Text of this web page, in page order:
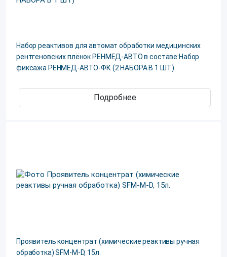
Набор реактивов для автомат обработки медицинских
рентгеновских плёнок РЕНМЕД-АВТО в составе:Набор
фиксажа РЕНМЕД-АВТО-ФК (2 НАБОРА В 1 ШТ)
Подробнее
Проявитель концентрат (химические реактивы ручная
обработка) SFM-M-D, 15л.